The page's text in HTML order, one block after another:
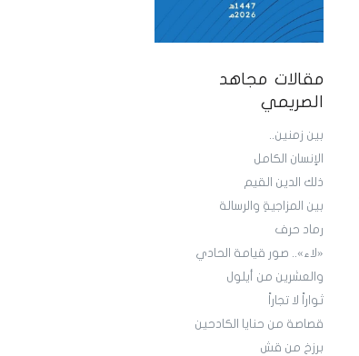
مقالات مجاهد
الصريمي
بين زمنين..
الإنسان الكامل
ذلك الدين القيم
بين المزاجيةِ والرسالة
رماد حرف
«لاء».. صور قيامة الحادي
والعشرين من أيلول
ثواراً لا تجاراً
قصاصة من حنايا الكادحين
برزخ من قش